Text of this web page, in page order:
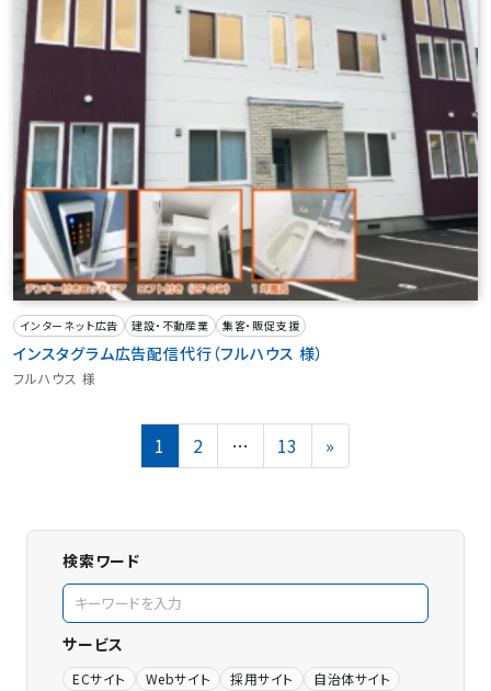
インターネット広告 建設・不動産業 集客・販促支援
インスタグラム広告配信代行（フルハウス 様）
フルハウス 様
投
稿
ー
り
Page
1 Page
2 … Page
13 »
検索ワード
サービス
ECサイト Webサイト 採用サイト
自治体サイト